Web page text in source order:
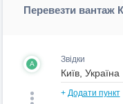
Перевезти вантаж
A Звідки
+ Додати пункт